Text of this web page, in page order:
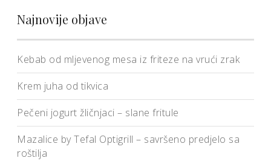
Najnovije objave
Kebab od mljevenog mesa iz friteze na vrući zrak
Krem juha od tikvica
Pečeni jogurt žličnjaci – slane fritule
Mazalice by Tefal Optigrill – savršeno predjelo sa
roštilja